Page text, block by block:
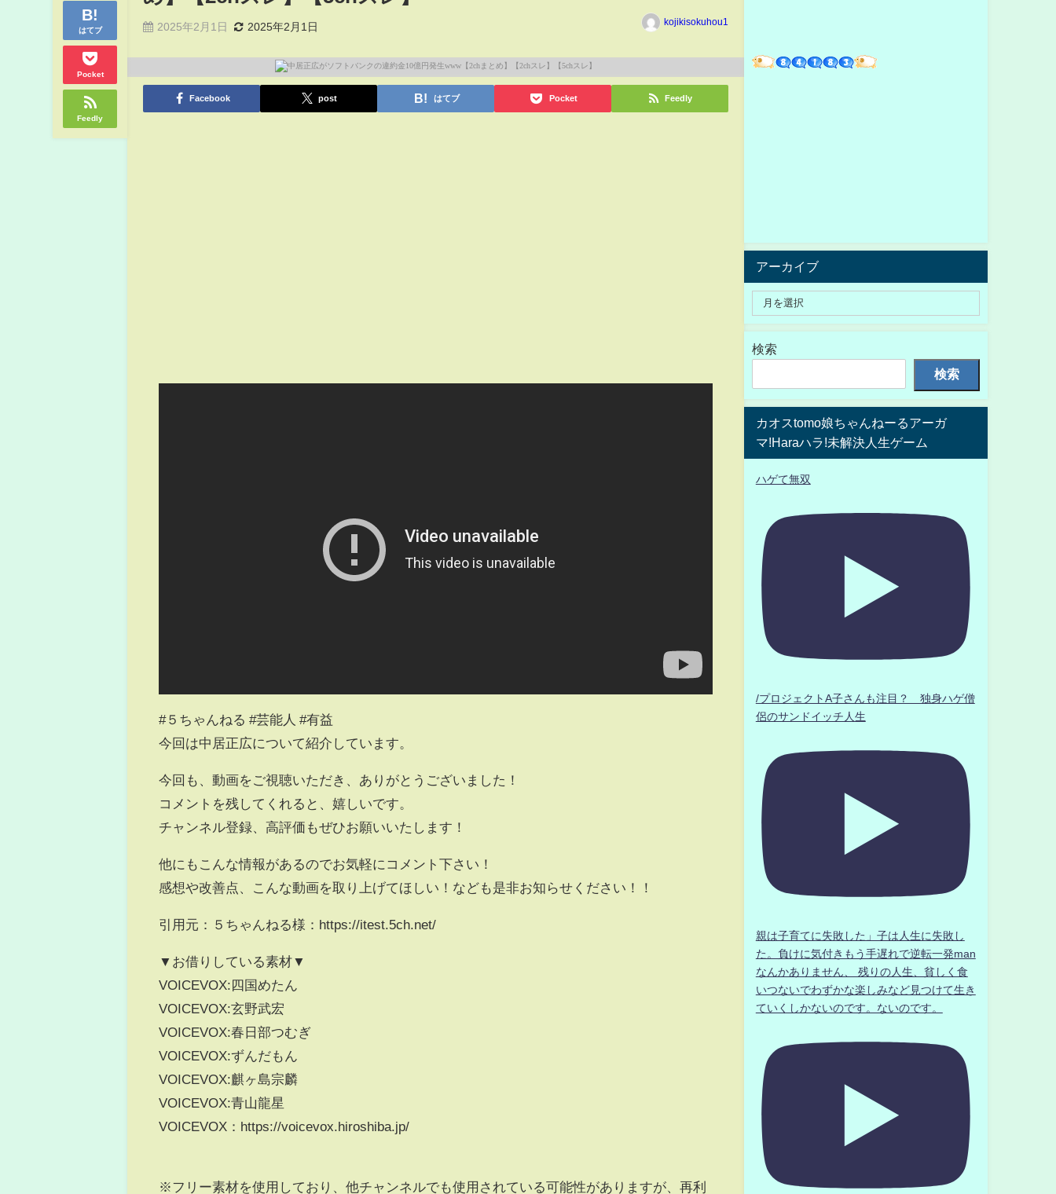
はてブ
Pocket
Feedly
2025年2月1日 2025年2月1日 kojikisokuhou1
Facebook post はてブ Pocket Feedly
#５ちゃんねる #芸能人 #有益
今回は中居正広について紹介しています。
今回も、動画をご視聴いただき、ありがとうございました！
コメントを残してくれると、嬉しいです。
チャンネル登録、高評価もぜひお願いいたします！
他にもこんな情報があるのでお気軽にコメント下さい！
感想や改善点、こんな動画を取り上げてほしい！なども是非お知らせください！！
引用元：５ちゃんねる様：https://itest.5ch.net/
▼お借りしている素材▼
VOICEVOX:四国めたん
VOICEVOX:玄野武宏
VOICEVOX:春日部つむぎ
VOICEVOX:ずんだもん
VOICEVOX:麒ヶ島宗麟
VOICEVOX:青山龍星
VOICEVOX：https://voicevox.hiroshiba.jp/
※フリー素材を使用しており、他チャンネルでも使用されている可能性がありますが、再利
アーカイブ
検索
検索
カオスtomo娘ちゃんねーるアーガ
マ!Haraハラ!未解決人生ゲーム
ハゲて無双
/プロジェクトA子さんも注目？ 独身ハゲ僧
侶のサンドイッチ人生
親は子育てに失敗した」子は人生に失敗し
た。負けに気付きもう手遅れで逆転一発man
なんかありません、 残りの人生、貧しく食
いつないでわずかな楽しみなど見つけて生き
ていくしかないのです。ないのです。